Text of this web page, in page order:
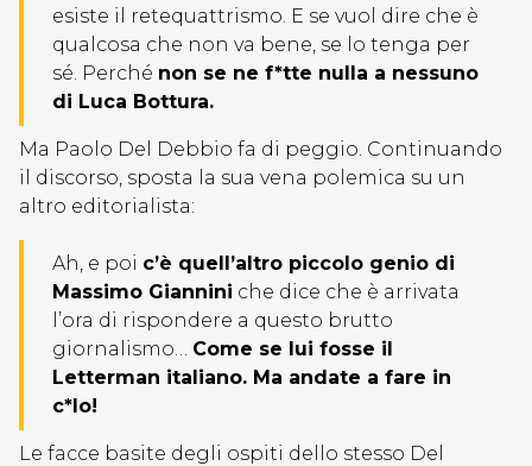
esiste il retequattrismo. E se vuol dire che è
qualcosa che non va bene, se lo tenga per
sé. Perché non se ne f*tte nulla a nessuno
di Luca Bottura.
Ma Paolo Del Debbio fa di peggio. Continuando
il discorso, sposta la sua vena polemica su un
altro editorialista:
Ah, e poi c’è quell’altro piccolo genio di
Massimo Giannini che dice che è arrivata
l’ora di rispondere a questo brutto
giornalismo… Come se lui fosse il
Letterman italiano. Ma andate a fare in
c*lo!
Le facce basite degli ospiti dello stesso Del